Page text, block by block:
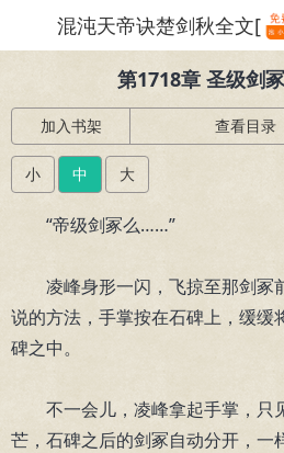
混沌天帝诀楚剑秋全文[
第1718章 圣级剑冢
加入书架 查看目录
小 中 大
“帝级剑冢么……”
凌峰身形一闪，飞掠至那剑冢
说的方法，手掌按在石碑上，缓缓
碑之中。
不一会儿，凌峰拿起手掌，只
芒，石碑之后的剑冢自动分开，一